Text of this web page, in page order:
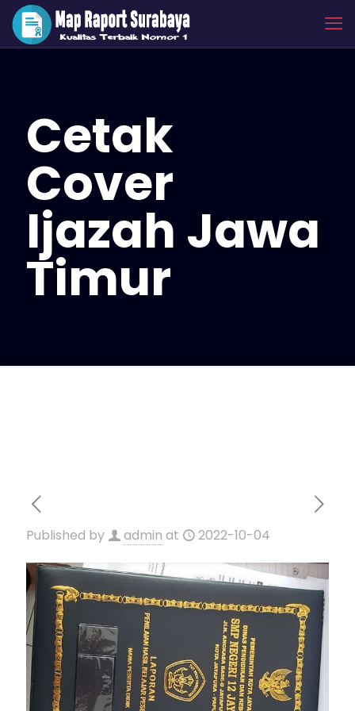
Cetak
Cover
Ijazah Jawa
Timur
Published by admin at 2022-10-04